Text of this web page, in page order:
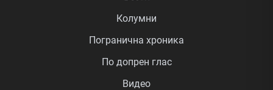
Колумни
Погранична хроника
По допрен глас
Видео